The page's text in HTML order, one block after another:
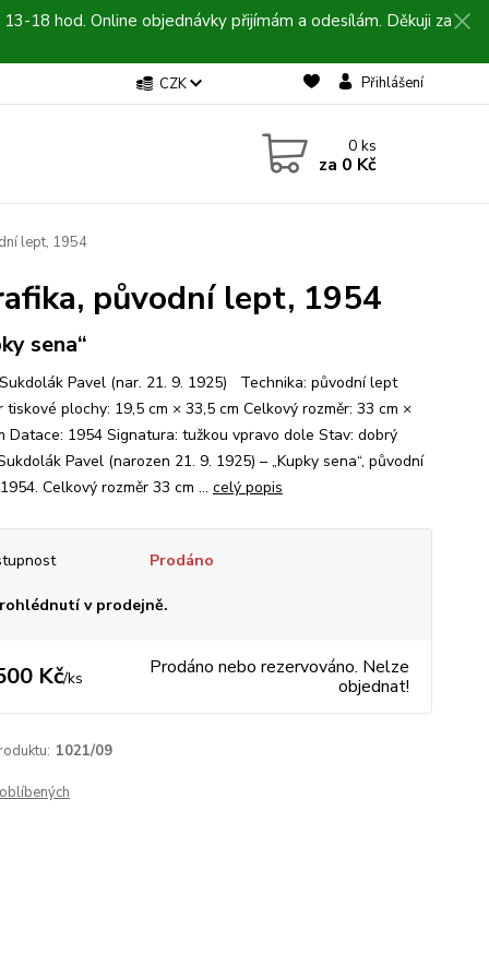
18 hod. Online objednávky přijímám a odesílám. Děkuji za
CZK Přihlášení
0ks
za 0 Kč
lept, 1954
původní lept, 1954
sena“
Pavel (nar. 21. 9. 1925) Technika: původní lept
tiskové plochy: 19,5 cm × 33,5 cm Celkový rozměr: 33 cm ×
Datace: 1954 Signatura: tužkou vpravo dole Stav: dobrý
Pavel (narozen 21. 9. 1925) – „Kupky sena“, původní
Celkový rozměr 33 cm ... celý popis
Prodáno
v prodejně.
Kč/ks
Prodáno nebo rezervováno. Nelze
objednat!
1021/09